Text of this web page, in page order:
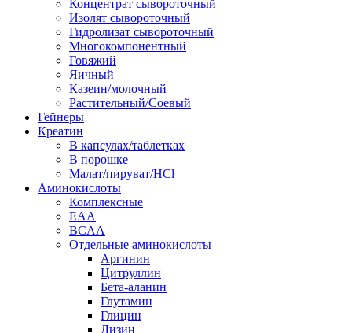
Концентрат сывороточный
Изолят сывороточный
Гидролизат сывороточный
Многокомпонентный
Говяжий
Яичный
Казеин/молочный
Растительный/Соевый
Гейнеры
Креатин
В капсулах/таблетках
В порошке
Малат/пируват/HCl
Аминокислоты
Комплексные
EAA
BCAA
Отдельные аминокислоты
Аргинин
Цитруллин
Бета-аланин
Глутамин
Глицин
Лизин